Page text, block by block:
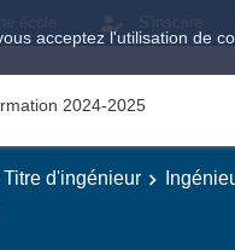
acceptez l'utilisation de
école S'inscrire
2024-2025
Titre d'ingénieur